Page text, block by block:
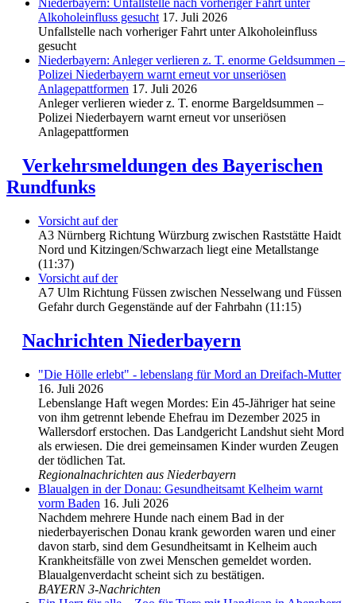
Niederbayern: Unfallstelle nach vorheriger Fahrt unter
Alkoholeinfluss gesucht 17. Juli 2026
Unfallstelle nach vorheriger Fahrt unter Alkoholeinfluss
gesucht
Niederbayern: Anleger verlieren z. T. enorme Geldsummen –
Polizei Niederbayern warnt erneut vor unseriösen
Anlagepattformen 17. Juli 2026
Anleger verlieren wieder z. T. enorme Bargeldsummen –
Polizei Niederbayern warnt erneut vor unseriösen
Anlagepattformen
Verkehrsmeldungen des Bayerischen
Rundfunks
Vorsicht auf der
A3 Nürnberg Richtung Würzburg zwischen Raststätte Haidt
Nord und Kitzingen/Schwarzach liegt eine Metallstange
(11:37)
Vorsicht auf der
A7 Ulm Richtung Füssen zwischen Nesselwang und Füssen
Gefahr durch Gegenstände auf der Fahrbahn (11:15)
Nachrichten Niederbayern
"Die Hölle erlebt" - lebenslang für Mord an Dreifach-Mutter
16. Juli 2026
Lebenslange Haft wegen Mordes: Ein 45-Jähriger hat seine
von ihm getrennt lebende Ehefrau im Dezember 2025 in
Wallersdorf erstochen. Das Landgericht Landshut sieht Mord
als erwiesen. Die drei gemeinsamen Kinder wurden Zeugen
der tödlichen Tat.
Regionalnachrichten aus Niederbayern
Blaualgen in der Donau: Gesundheitsamt Kelheim warnt
vorm Baden 16. Juli 2026
Nachdem mehrere Hunde nach einem Bad in der
niederbayerischen Donau krank geworden waren und einer
davon starb, sind dem Gesundheitsamt in Kelheim auch
Krankheitsfälle von zwei Menschen gemeldet worden.
Blaualgenverdacht scheint sich zu bestätigen.
BAYERN 3-Nachrichten